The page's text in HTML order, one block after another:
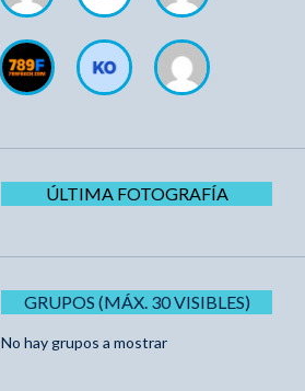
ÚLTIMA FOTOGRAFÍA
GRUPOS (MÁX. 30 VISIBLES)
No hay grupos a mostrar